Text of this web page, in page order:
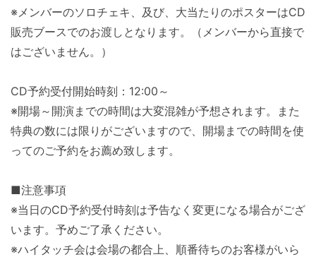
※メンバーのソロチェキ、及び、大当たりのポスターはCD
販売ブースでのお渡しとなります。（メンバーから直接で
はございません。）
CD予約受付開始時刻：12:00～
※開場～開演までの時間は大変混雑が予想されます。また
特典の数には限りがございますので、開場までの時間を使
ってのご予約をお薦め致します。
■注意事項
※当日のCD予約受付時刻は予告なく変更になる場合がござ
います。予めご了承ください。
※ハイタッチ会は会場の都合上、順番待ちのお客様がいら